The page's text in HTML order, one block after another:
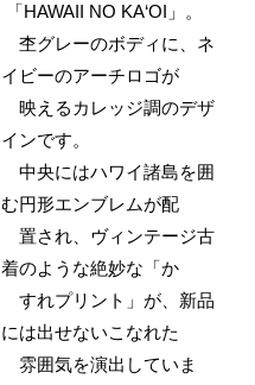
「HAWAII NO KA‘OI」。
杢グレーのボディに、ネ
イビーのアーチロゴが
映えるカレッジ調のデザ
インです。
中央にはハワイ諸島を囲
む円形エンブレムが配
置され、ヴィンテージ古
着のような絶妙な「か
すれプリント」が、新品
には出せないこなれた
雰囲気を演出していま